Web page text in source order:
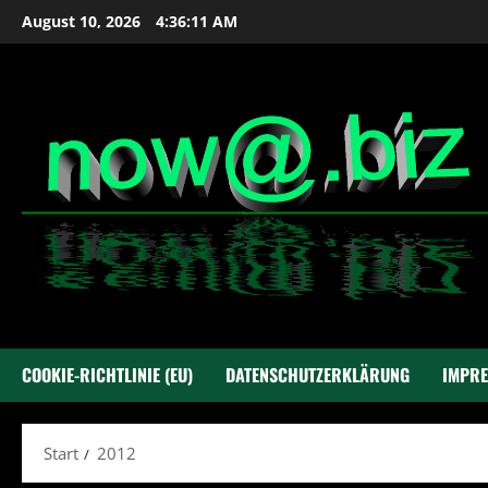
Zum
Inhalt
August 10, 2026 4:36:12 AM
COOKIE-RICHTLINIE (EU) DATENSCHUTZERKLÄRUNG
Start 2012